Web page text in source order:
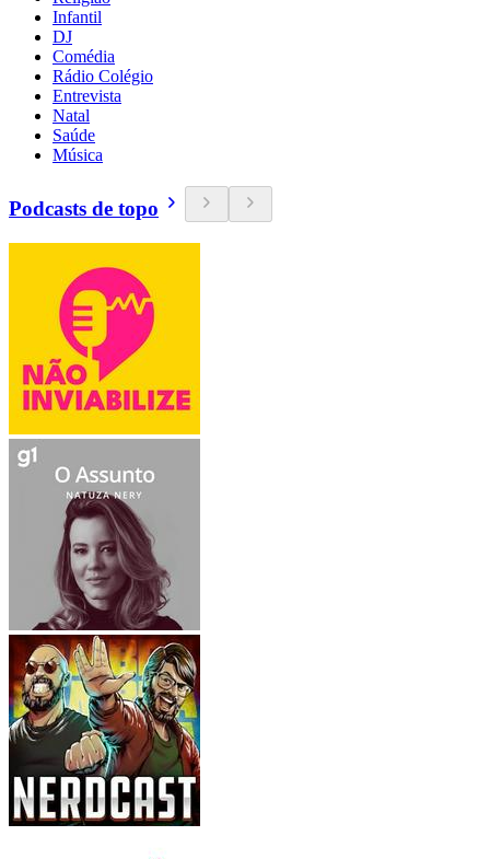
Infantil
DJ
Comédia
Rádio Colégio
Entrevista
Natal
Saúde
Música
Podcasts de topo